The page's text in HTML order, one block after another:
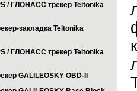
/ ГЛОНАСС трекер Teltonika
закладка Teltonika
/ ГЛОНАСС трекер Teltonika
GALILEOSKY OBD-II